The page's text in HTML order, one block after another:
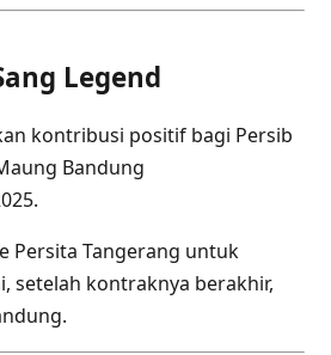
Legend
kontribusi positif bagi Persib
Bandung
Persita Tangerang untuk
setelah kontraknya berakhir,